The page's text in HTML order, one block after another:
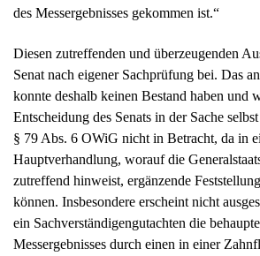
des Messergebnisses gekommen ist.“
Diesen zutreffenden und überzeugenden
Senat nach eigener Sachprüfung bei. Das
konnte deshalb keinen Bestand haben und
Entscheidung des Senats in der Sache
§ 79 Abs. 6 OWiG nicht in Betracht, da in
Hauptverhandlung, worauf die
zutreffend hinweist, ergänzende
können. Insbesondere erscheint nicht
ein Sachverständigengutachten die
Messergebnisses durch einen in einer